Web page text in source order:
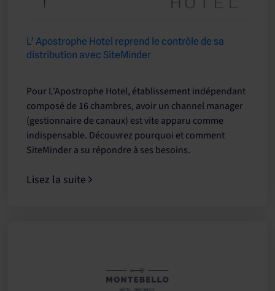
L’ Apostrophe Hotel reprend le contrôle de sa
distribution avec SiteMinder
Pour L'Apostrophe Hotel, établissement indépendant
composé de 16 chambres, avoir un channel manager
(gestionnaire de canaux) est vite apparu comme
indispensable. Découvrez pourquoi et comment
SiteMinder a su répondre à ses besoins.
Lisez la suite